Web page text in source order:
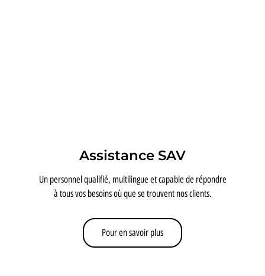
Assistance SAV
Un personnel qualifié, multilingue et capable de répondre
à tous vos besoins où que se trouvent nos clients.
Pour en savoir plus